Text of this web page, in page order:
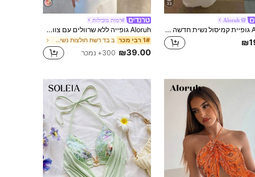
33
Aloruh
Aloruh גופיית קמיסול נשית חדשה לסגנון רחוב יומיומי, סקסי, עם תחרה ופסיפס פאייטים
#רמות מובילות
Aloruh גופייה ללא שרוולים עם צווארון קולר, הדפס פרחוני ומכפלת קפלים לנשים, אביב/קיץ
1# רבי מכר ב בד רשת חולצות נשים, חולצות & טי
₪39.00 300+ נמכר